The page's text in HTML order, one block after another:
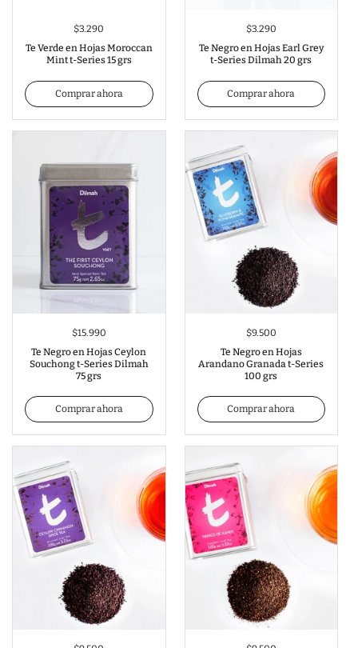
$3.290
Te Verde en Hojas Moroccan
Mint t-Series 15 grs
Comprar ahora
$3.290
Te Negro en Hojas Earl Grey
t-Series Dilmah 20 grs
Comprar ahora
$15.990
Te Negro en Hojas Ceylon
Souchong t-Series Dilmah
75 grs
Comprar ahora
$9.500
Te Negro en Hojas
Arandano Granada t-Series
100 grs
Comprar ahora